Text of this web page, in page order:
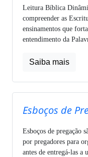
Leitura Bíblica
compreender as
ensinamentos que
entendimento da
Saiba mais
Esboços de
Esboços de pregação
por pregadores para
antes de entregá-las a